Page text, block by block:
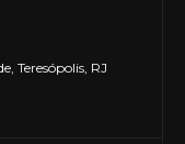
Teresópolis, RJ